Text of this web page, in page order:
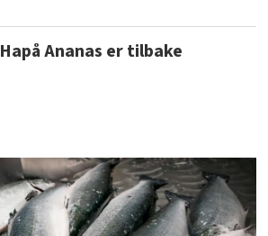
Hapå Ananas er tilbake